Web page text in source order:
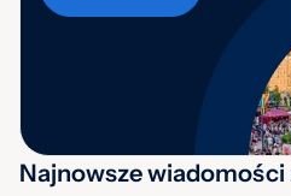
Najnowsze wiadomości